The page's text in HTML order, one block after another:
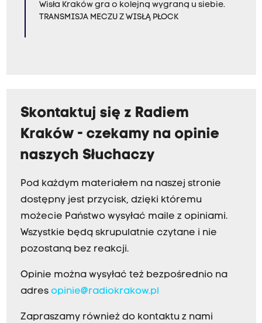
Wisła Kraków gra o kolejną wygraną u siebie.
TRANSMISJA MECZU Z WISŁĄ PŁOCK
Skontaktuj się z Radiem
Kraków - czekamy na opinie
naszych Słuchaczy
Pod każdym materiałem na naszej stronie
dostępny jest przycisk, dzięki któremu
możecie Państwo wysyłać maile z opiniami.
Wszystkie będą skrupulatnie czytane i nie
pozostaną bez reakcji.
Opinie można wysyłać też bezpośrednio na
adres opinie@radiokrakow.pl
Zapraszamy również do kontaktu z nami